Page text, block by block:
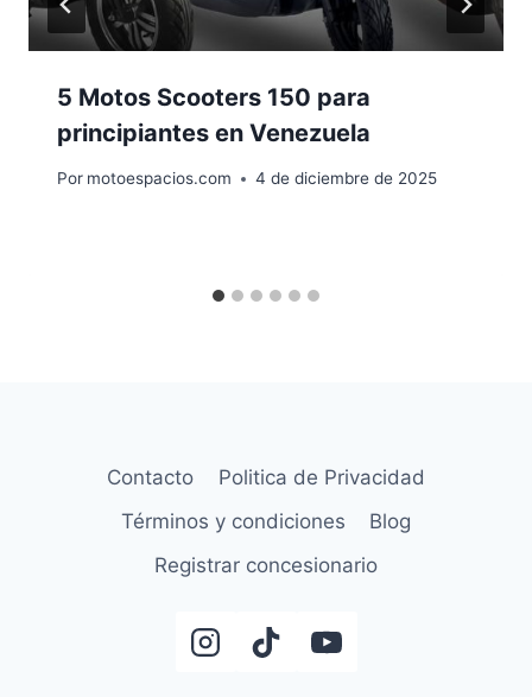
5 Motos Scooters 150 para
principiantes en Venezuela
Por motoespacios.com 4 de diciembre de 2025
Contacto
Politica de Privacidad
Términos y condiciones
Blog
Registrar concesionario